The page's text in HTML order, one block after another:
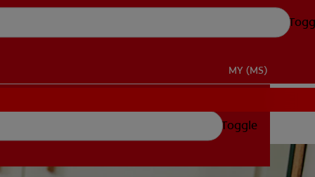
MY (MS)
Toggle